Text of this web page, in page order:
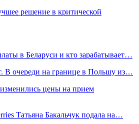
решение в критической
в Беларуси и кто зарабатывает…
В очереди на границе в Польшу из…
цены на прием
Татьяна Бакальчук подала на…